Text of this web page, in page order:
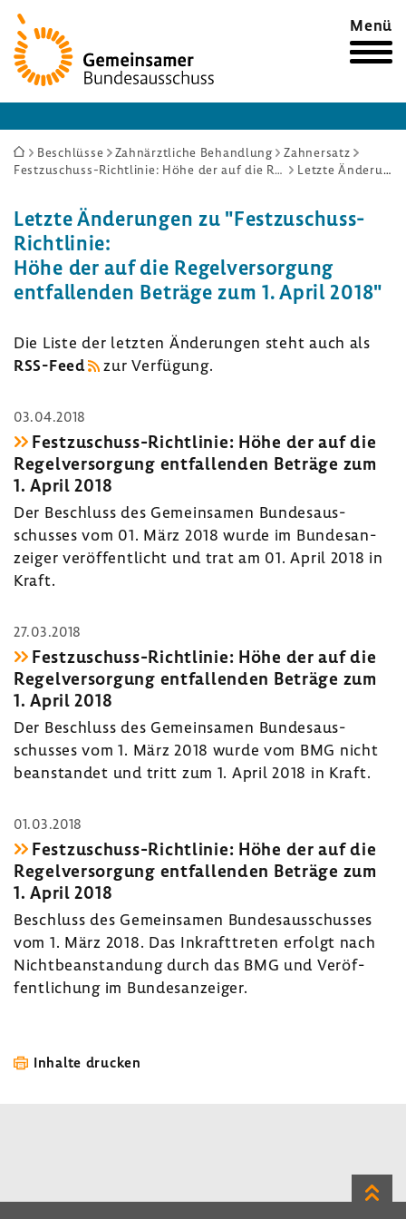
Zur
Startseite
Menü
Sie
sind
Beschlüsse Zahnärztliche Behandlung
Zahnersatz
Festzuschuss-Richtlinie: Höhe der auf die Regelversorgung entfallenden Beträge zum 1. April 2018
Letzte Änderungen
Letzte Ände­rungen zu "Festzuschuss-​
Richtlinie:
Höhe der auf die Regel­ver­sor­gung
entfal­lenden Beträge zum 1. April 2018"
Die Liste der letzten Ände­rungen steht auch als
RSS-​Feed
zur Verfü­gung.
03.04.2018
Festzuschuss-​Richtlinie: Höhe der auf die
Regel­ver­sor­gung entfal­lenden Beträge zum
1. April 2018
Der Beschluss des Gemein­samen Bundes­aus­
schusses vom 01. März 2018 wurde im Bundes­an­
zeiger veröf­fent­licht und trat am 01. April 2018 in
Kraft.
27.03.2018
Festzuschuss-​Richtlinie: Höhe der auf die
Regel­ver­sor­gung entfal­lenden Beträge zum
1. April 2018
Der Beschluss des Gemein­samen Bundes­aus­
schusses vom 1. März 2018 wurde vom BMG nicht
bean­standet und tritt zum 1. April 2018 in Kraft.
01.03.2018
Festzuschuss-​Richtlinie: Höhe der auf die
Regel­ver­sor­gung entfal­lenden Beträge zum
1. April 2018
Beschluss des Gemein­samen Bundes­aus­schusses
vom 1. März 2018. Das Inkraft­treten erfolgt nach
Nicht­be­an­stan­dung durch das BMG und Veröf­
fent­li­chung im Bundes­an­zeiger.
Inhalte drucken
Zum